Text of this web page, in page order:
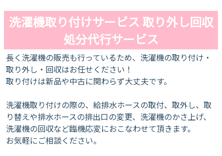
洗濯機取り付けサービス 取り外し回収
処分代行サービス
長く洗濯機の販売も行っているため、洗濯機の取り付け・
取り外し・回収はお任せください！
取り付けは新品や中古に関わらず大丈夫です。
洗濯機取り付けの際の、給排水ホースの取付、取外し、取
り替えや排水ホースの排出口の変更、洗濯機のかさ上げ、
洗濯機の回収など臨機応変におこなわせて頂きます。
お気軽にご相談ください。